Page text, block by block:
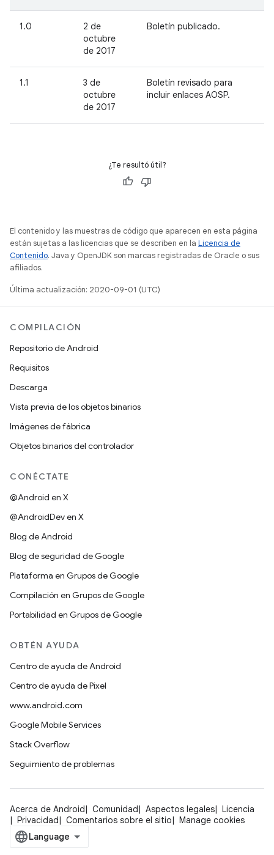
1.0
2 de
octubre
de 2017
Boletín publicado.
1.1
3 de
octubre
de 2017
Boletín revisado para
incluir enlaces AOSP.
¿Te resultó útil?
El contenido y las muestras de código que aparecen en esta página
están sujetas a las licencias que se describen en la Licencia de
Contenido. Java y OpenJDK son marcas registradas de Oracle o sus
afiliados.
Última actualización: 2020-09-01 (UTC)
COMPILACIÓN
Repositorio de Android
Requisitos
Descarga
Vista previa de los objetos binarios
Imágenes de fábrica
Objetos binarios del controlador
CONÉCTATE
@Android en X
@AndroidDev en X
Blog de Android
Blog de seguridad de Google
Plataforma en Grupos de Google
Compilación en Grupos de Google
Portabilidad en Grupos de Google
OBTÉN AYUDA
Centro de ayuda de Android
Centro de ayuda de Pixel
www.android.com
Google Mobile Services
Stack Overflow
Seguimiento de problemas
Acerca de Android Comunidad Aspectos legales
Licencia
Privacidad
Comentarios sobre el sitio Manage cookies